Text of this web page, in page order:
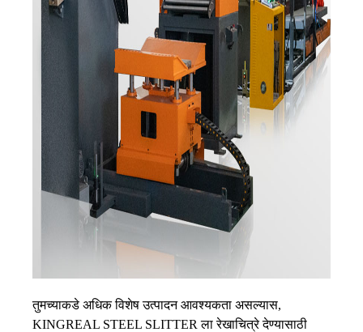
तुमच्याकडे अधिक विशेष उत्पादन आवश्यकता असल्यास,
KINGREAL STEEL SLITTER ला रेखाचित्रे देण्यासाठी